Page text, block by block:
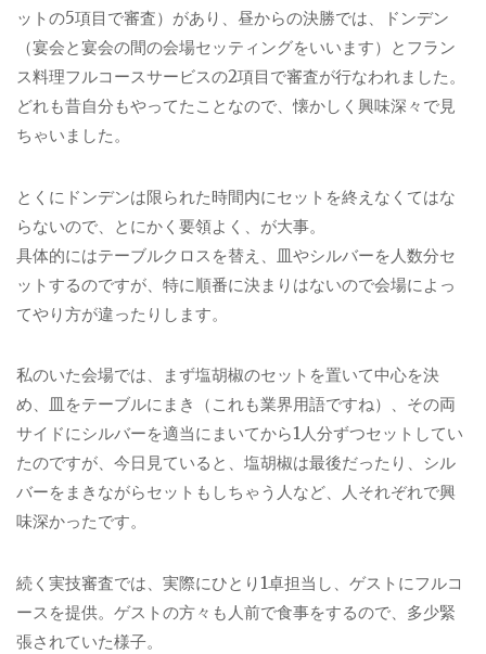
ットの5項目で審査）があり、昼からの決勝では、ドンデン
（宴会と宴会の間の会場セッティングをいいます）とフラン
ス料理フルコースサービスの2項目で審査が行なわれました。
どれも昔自分もやってたことなので、懐かしく興味深々で見
ちゃいました。
とくにドンデンは限られた時間内にセットを終えなくてはな
らないので、とにかく要領よく、が大事。
具体的にはテーブルクロスを替え、皿やシルバーを人数分セ
ットするのですが、特に順番に決まりはないので会場によっ
てやり方が違ったりします。
私のいた会場では、まず塩胡椒のセットを置いて中心を決
め、皿をテーブルにまき（これも業界用語ですね）、その両
サイドにシルバーを適当にまいてから1人分ずつセットしてい
たのですが、今日見ていると、塩胡椒は最後だったり、シル
バーをまきながらセットもしちゃう人など、人それぞれで興
味深かったです。
続く実技審査では、実際にひとり1卓担当し、ゲストにフルコ
ースを提供。ゲストの方々も人前で食事をするので、多少緊
張されていた様子。